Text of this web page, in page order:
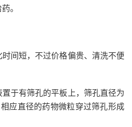
。
间短，不过价格偏贵、清洗不便
于有筛孔的平板上，筛孔直径为
应直径的药物微粒穿过筛孔形成